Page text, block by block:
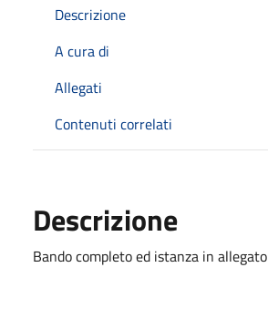
Descrizione
A cura di
Allegati
Contenuti correlati
Descrizione
Bando completo ed istanza in allegato